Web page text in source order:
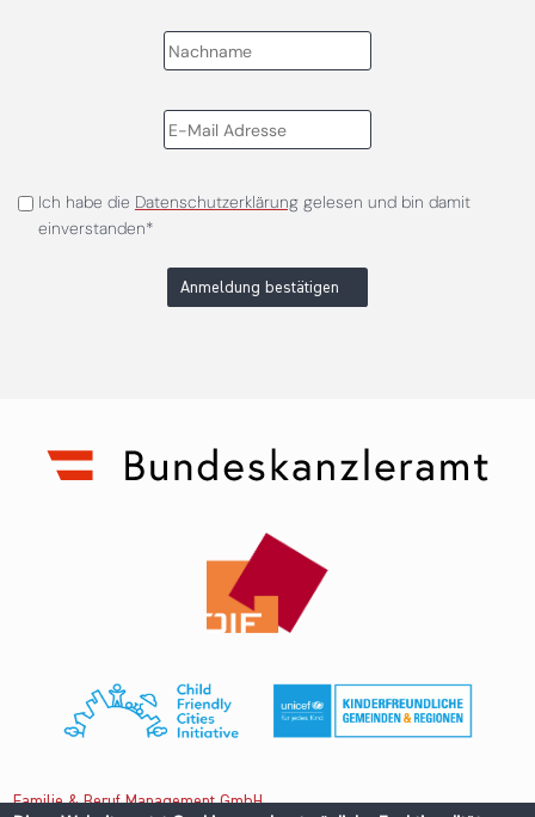
Ich habe die Datenschutzerklärunggelesen und bin damit
einverstanden*
Anmeldung bestätigen
Familie & Beruf Management GmbH